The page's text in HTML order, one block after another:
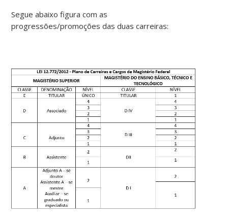
Segue abaixo figura com as
progressões/promoções das duas carreiras: